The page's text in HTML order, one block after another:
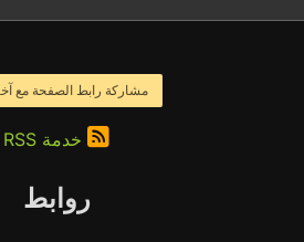
مشاركة رابط الصفحة مع
خدمة RSS
روابط